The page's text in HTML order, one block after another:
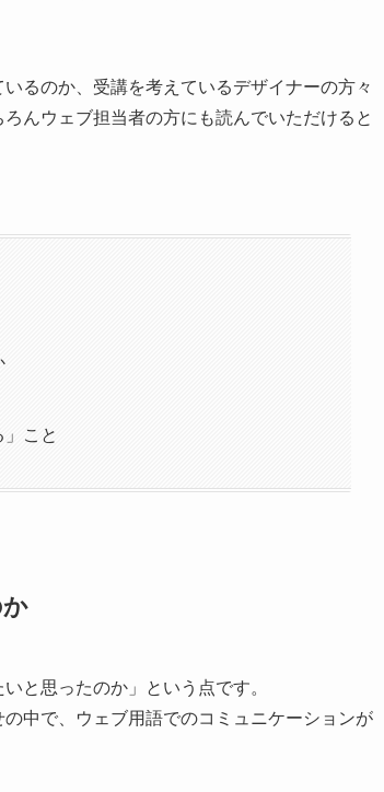
るのか、受講を考えているデザイナーの方々
んウェブ担当者の方にも読んでいただけると
こと
と思ったのか」という点です。
中で、ウェブ用語でのコミュニケーションが